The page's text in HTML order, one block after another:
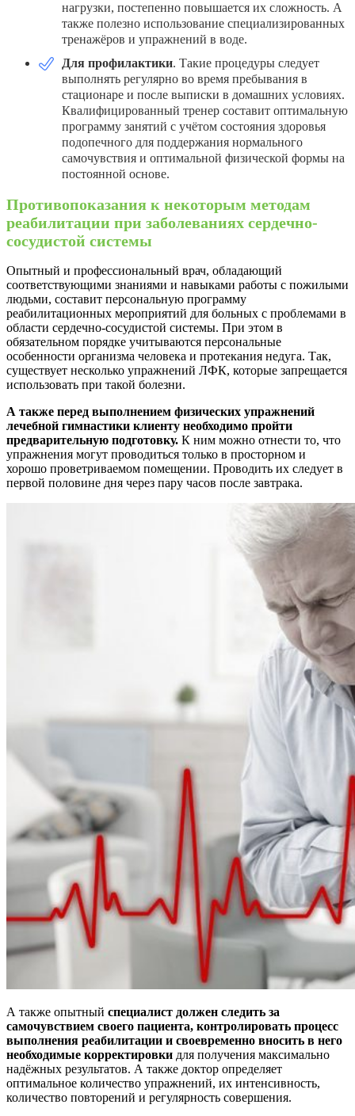
нагрузки, постепенно повышается их сложность. А
также полезно использование специализированных
тренажёров и упражнений в воде.
Для профилактики. Такие процедуры следует
выполнять регулярно во время пребывания в
стационаре и после выписки в домашних условиях.
Квалифицированный тренер составит оптимальную
программу занятий с учётом состояния здоровья
подопечного для поддержания нормального
самочувствия и оптимальной физической формы на
постоянной основе.
Противопоказания к некоторым методам
реабилитации при заболеваниях сердечно-
сосудистой системы
Опытный и профессиональный врач, обладающий
соответствующими знаниями и навыками работы с пожилыми
людьми, составит персональную программу
реабилитационных мероприятий для больных с проблемами в
области сердечно-сосудистой системы. При этом в
обязательном порядке учитываются персональные
особенности организма человека и протекания недуга. Так,
существует несколько упражнений ЛФК, которые запрещается
использовать при такой болезни.
А также перед выполнением физических упражнений
лечебной гимнастики клиенту необходимо пройти
предварительную подготовку. К ним можно отнести то, что
упражнения могут проводиться только в просторном и
хорошо проветриваемом помещении. Проводить их следует в
первой половине дня через пару часов после завтрака.
А также опытный специалист должен следить за
самочувствием своего пациента, контролировать процесс
выполнения реабилитации и своевременно вносить в него
необходимые корректировки для получения максимально
надёжных результатов. А также доктор определяет
оптимальное количество упражнений, их интенсивность,
количество повторений и регулярность совершения.